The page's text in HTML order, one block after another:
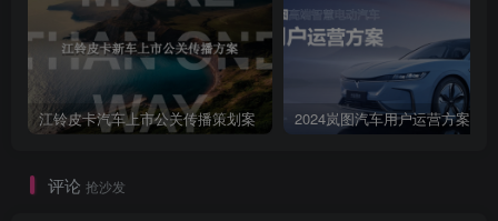
江铃皮卡汽车上市公关传播策划案 2024岚图汽车用户运营方案
评论 抢沙发